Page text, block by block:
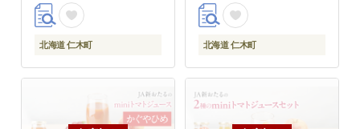
しい 酸味 大好評 安心
安全 [JA新おたる]
北海道 仁木町 北海道 仁木町